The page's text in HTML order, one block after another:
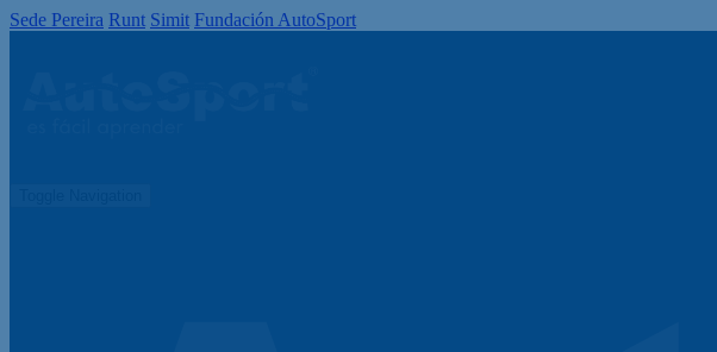
Sede Pereira Runt Simit Fundación AutoSport